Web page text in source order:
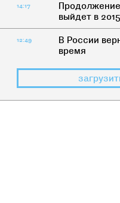
14:17
выйдет в
12:49
В России
время